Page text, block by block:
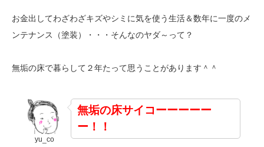
お金出してわざわざキズやシミに気を使う生活＆数年に一度のメ
ンテナンス（塗装）・・・そんなのヤダ～って？
無垢の床で暮らして２年たって思うことがあります＾＾
yu_co
無垢の床サイコーーーーー
ー！！